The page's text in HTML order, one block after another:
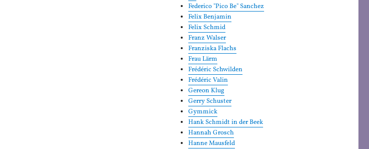
Federico "Pico Be" Sanchez
Felix Benjamin
Felix Schmid
Franz Walser
Franziska Flachs
Frau Lärm
Frédéric Schwilden
Frédéric Valin
Gereon Klug
Gerry Schuster
Gymmick
Hank Schmidt in der Beek
Hannah Grosch
Hanne Mausfeld